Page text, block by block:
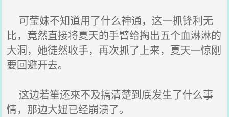
可莹妹不知道用了什么神通，这一抓锋利无
比，竟然直接将夏天的手臂给掏出五个血淋淋的
大洞，她徒然收手，再次抓了上来，夏天一惊刚
要回避开去。
这边若笙还來不及搞清楚到底发生了什么事
情，那边大妞已经崩溃了。